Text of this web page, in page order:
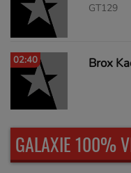
GT129
02:40 Brox
GALAXIE 100%